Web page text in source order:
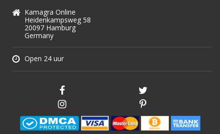
Kamagra Online
Heidenkampsweg 58
20097 Hamburg
Germany
Open 24 uur